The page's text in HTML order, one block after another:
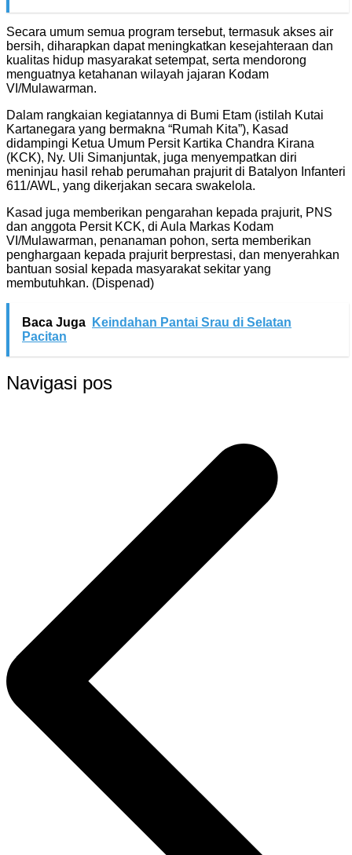
Secara umum semua program tersebut, termasuk akses air
bersih, diharapkan dapat meningkatkan kesejahteraan dan
kualitas hidup masyarakat setempat, serta mendorong
menguatnya ketahanan wilayah jajaran Kodam
VI/Mulawarman.
Dalam rangkaian kegiatannya di Bumi Etam (istilah Kutai
Kartanegara yang bermakna “Rumah Kita”), Kasad
didampingi Ketua Umum Persit Kartika Chandra Kirana
(KCK), Ny. Uli Simanjuntak, juga menyempatkan diri
meninjau hasil rehab perumahan prajurit di Batalyon Infanteri
611/AWL, yang dikerjakan secara swakelola.
Kasad juga memberikan pengarahan kepada prajurit, PNS
dan anggota Persit KCK, di Aula Markas Kodam
VI/Mulawarman, penanaman pohon, serta memberikan
penghargaan kepada prajurit berprestasi, dan menyerahkan
bantuan sosial kepada masyarakat sekitar yang
membutuhkan. (Dispenad)
Baca Juga
Keindahan Pantai Srau di Selatan
Pacitan
Navigasi pos